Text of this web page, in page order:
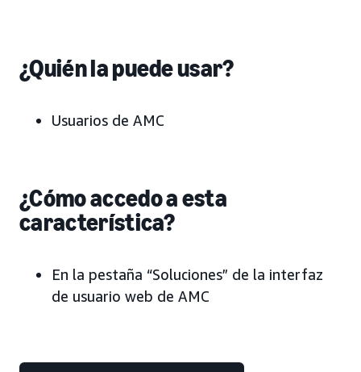
¿Quién la puede usar?
Usuarios de AMC
¿Cómo accedo a esta
característica?
En la pestaña “Soluciones” de la interfaz
de usuario web de AMC